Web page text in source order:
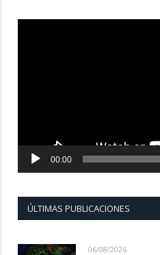
00:00
ÚLTIMAS PUBLICACIONES
06/08/2026